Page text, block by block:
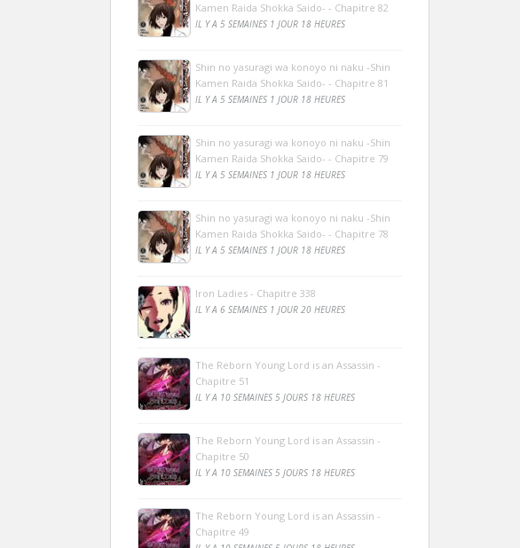
Kamen Raida Shokka Saido- - Chapitre 82
IL Y A 5 SEMAINES 1 JOUR 18 HEURES
Shin no yasuragi wa konoyo ni naku -Shin
Kamen Raida Shokka Saido- - Chapitre 81
IL Y A 5 SEMAINES 1 JOUR 18 HEURES
Shin no yasuragi wa konoyo ni naku -Shin
Kamen Raida Shokka Saido- - Chapitre 79
IL Y A 5 SEMAINES 1 JOUR 18 HEURES
Shin no yasuragi wa konoyo ni naku -Shin
Kamen Raida Shokka Saido- - Chapitre 78
IL Y A 5 SEMAINES 1 JOUR 18 HEURES
Iron Ladies - Chapitre 338
IL Y A 6 SEMAINES 1 JOUR 20 HEURES
The Reborn Young Lord is an Assassin -
Chapitre 51
IL Y A 10 SEMAINES 5 JOURS 18 HEURES
The Reborn Young Lord is an Assassin -
Chapitre 50
IL Y A 10 SEMAINES 5 JOURS 18 HEURES
The Reborn Young Lord is an Assassin -
Chapitre 49